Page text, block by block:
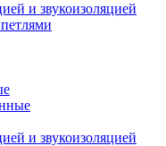
и звукоизоляцией
и звукоизоляцией